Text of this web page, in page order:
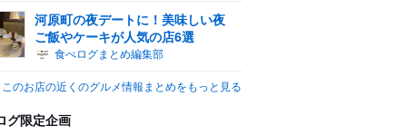
河原町の夜デートに！美味しい夜
ご飯やケーキが人気の店6選
食べログまとめ編集部
このお店の近くのグルメ情報まとめをもっと見る
グ限定企画